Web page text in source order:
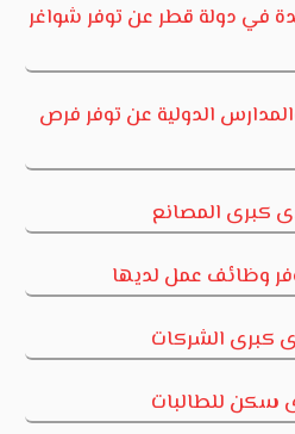
في دولة قطر عن توفر شواغر
الدولية عن توفر فرص
كبرى المصانع
وظائف عمل لديها
كبرى الشركات
سكن للطالبات